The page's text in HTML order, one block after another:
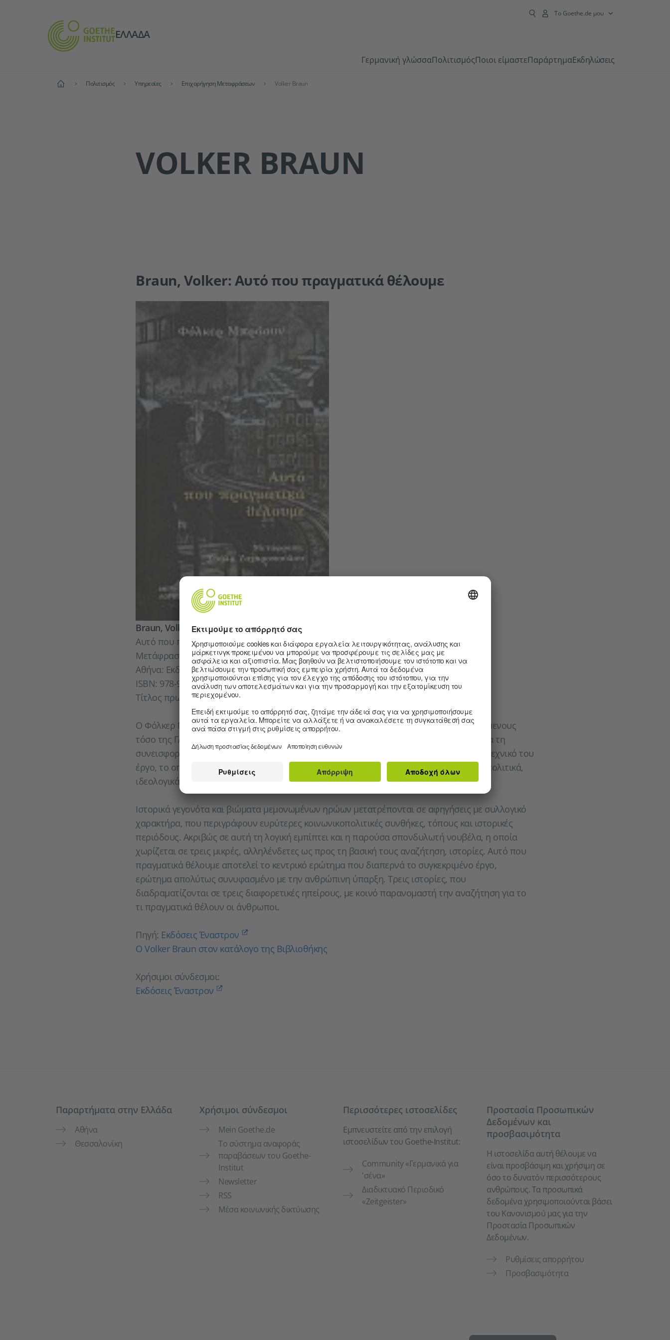
ΕΛΛΆΔΑ
Το Goethe.de μου
Γερμανική γλώσσαΠολιτισμόςΠοιοι είμαστεΠαράρτημαΕκδηλώσεις
Αρχική Πολιτισμός Υπηρεσίες Επιχορήγηση Μεταφράσεων Volker Braun
VOLKER BRAUN
Braun, Volker: Αυτό που πραγματικά θέλουμε
Braun, Volker:
Αυτό που πραγματικά θέλουμε
Μετάφραση: Σούλα Ζαχαροπούλου
Αθήνα: Εκδόσεις Έναστρον, 2025 – 73 σελίδες
ISBN: 978-960-625-115-3
Tίτλος πρωτότυπου: Das Wirklichgewollte
Ο Φόλκερ Μπράουν αποτελεί έναν από τους σημαντικότερους λογοτέχνες και διανοούμενους
τόσο της ΓΛΔ όσο και συνολικά της Γερμανίας μετά το 1989, όντας πολυβραβευμένος για τη
συνεισφορά του στα γράμματα και στις τέχνες. Η πολιτική ματιά του διαπερνά το λογοτεχνικό του
έργο, το οποίο χαρακτηρίζεται από τη βαθιά διαλεκτική του σκέψη και πραγματεύεται πολιτικά,
ιδεολογικά, ερωτικά και υπαρξιακά ζητήματα που απασχολούν τον άνθρωπο.
Ιστορικά γεγονότα και βιώματα μεμονωμένων ηρώων μετατρέπονται σε αφηγήσεις με συλλογικό
χαρακτήρα, που περιγράφουν ευρύτερες κοινωνικοπολιτικές συνθήκες, τόπους και ιστορικές
περιόδους. Ακριβώς σε αυτή τη λογική εμπίπτει και η παρούσα σπονδυλωτή νουβέλα, η οποία
χωρίζεται σε τρεις μικρές, αλληλένδετες ως προς τη βασική τους αναζήτηση, ιστορίες. Αυτό που
πραγματικά θέλουμε αποτελεί το κεντρικό ερώτημα που διαπερνά το συγκεκριμένο έργο,
ερώτημα απολύτως συνυφασμένο με την ανθρώπινη ύπαρξη. Τρεις ιστορίες, που
διαδραματίζονται σε τρεις διαφορετικές ηπείρους, με κοινό παρανομαστή την αναζήτηση για το
τι πραγματικά θέλουν οι άνθρωποι.
Πηγή: Εκδόσεις Έναστρον
O Volker Braun στον κατάλογο της Βιβλιοθήκης
Χρήσιμοι σύνδεσμοι:
Εκδόσεις Έναστρον
Service- und Informationsbereich
Παραρτήματα στην Ελλάδα
Αθήνα
Θεσσαλονίκη
Χρήσιμοι σύνδεσμοι
Mein Goethe.de
Το σύστημα αναφοράς
παραβάσεων του Goethe-
Institut
Newsletter
RSS
Μέσα κοινωνικής δικτύωσης
Περισσότερες ιστοσελίδες
Εμπνευστείτε από την επιλογή
ιστοσελίδων του Goethe-Institut:
Community «Γερμανικά για
'σένα»
Διαδικτυακό Περιοδικό
«Zeitgeister»
Προστασία Προσωπικών
Δεδομένων και
προσβασιμότητα
Η ιστοσελίδα αυτή θέλουμε να
είναι προσβάσιμη και χρήσιμη σε
όσο το δυνατόν περισσότερους
ανθρώπους. Τα προσωπικά
δεδομένα χρησιμοποιούνται βάσει
του Κανονισμού μας για την
Προστασία Προσωπικών
Δεδομένων.
Ρυθμίσεις απορρήτου
Προσβασιμότητα